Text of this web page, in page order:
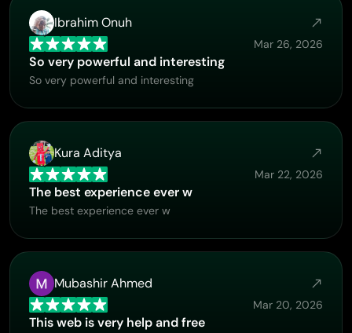
Ibrahim Onuh
Mar 26, 2026
So very powerful and interesting
So very powerful and interesting
Kura Aditya
Mar 22, 2026
The best experience ever w
The best experience ever w
Mubashir Ahmed
Mar 20, 2026
This web is very help and free